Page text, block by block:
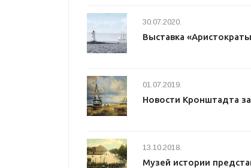
30.07.2020.
Выставка
01.07.2019.
Новости Кронштадта
13.10.2018.
Музей истории